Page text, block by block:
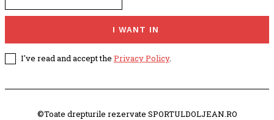
I WANT IN
I've read and accept the Privacy Policy.
©Toate drepturile rezervate SPORTULDOLJEAN.RO